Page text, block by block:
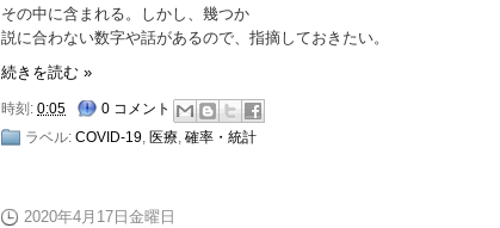
その中に含まれる。しかし、幾つか
説に合わない数字や話があるので、指摘しておきたい。
続きを読む »
時刻: 0:05
0 コメント
ラベル: COVID-19 医療 確率・統計
2020年4月17日金曜日